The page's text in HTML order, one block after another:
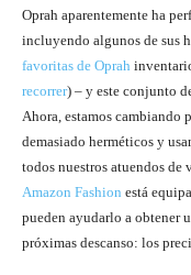
Oprah aparentemente ha
incluyendo algunos de sus
favoritas de Oprah
recorrer) – y este conjunto
Ahora, estamos cambiando
demasiado herméticos y
todos nuestros atuendos de
Amazon Fashion está
pueden ayudarlo a obtener
próximas descanso: los